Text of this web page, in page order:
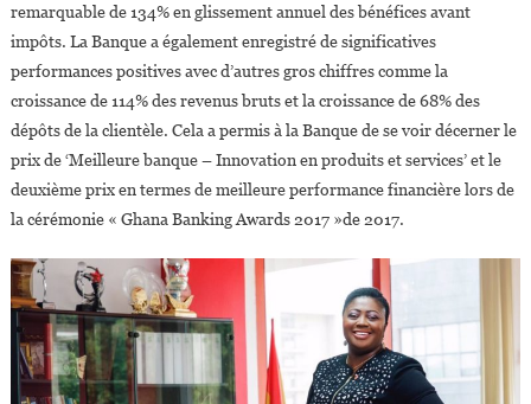
remarquable de 134% en glissement annuel des bénéfices avant
impôts. La Banque a également enregistré de significatives
performances positives avec d’autres gros chiffres comme la
croissance de 114% des revenus bruts et la croissance de 68% des
dépôts de la clientèle. Cela a permis à la Banque de se voir décerner le
prix de ‘Meilleure banque – Innovation en produits et services’ et le
deuxième prix en termes de meilleure performance financière lors de
la cérémonie « Ghana Banking Awards 2017 »de 2017.